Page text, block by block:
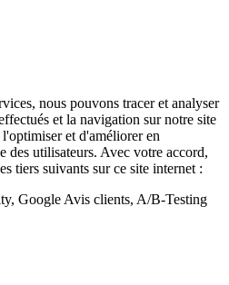
nous pouvons tracer et analyser
et la navigation sur notre site
et d'améliorer en
des utilisateurs. Avec votre accord,
tiers suivants sur ce site internet :
Google Avis clients, A/B-Testing